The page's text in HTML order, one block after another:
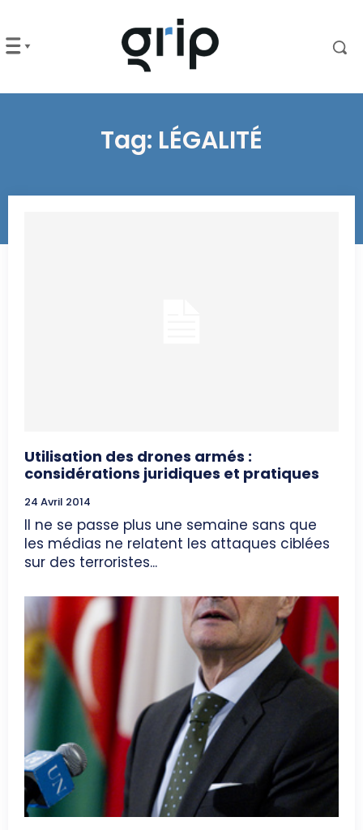
Tag: LÉGALITÉ
Utilisation des drones armés :
considérations juridiques et pratiques
24 Avril 2014
Il ne se passe plus une semaine sans que
les médias ne relatent les attaques ciblées
sur des terroristes...